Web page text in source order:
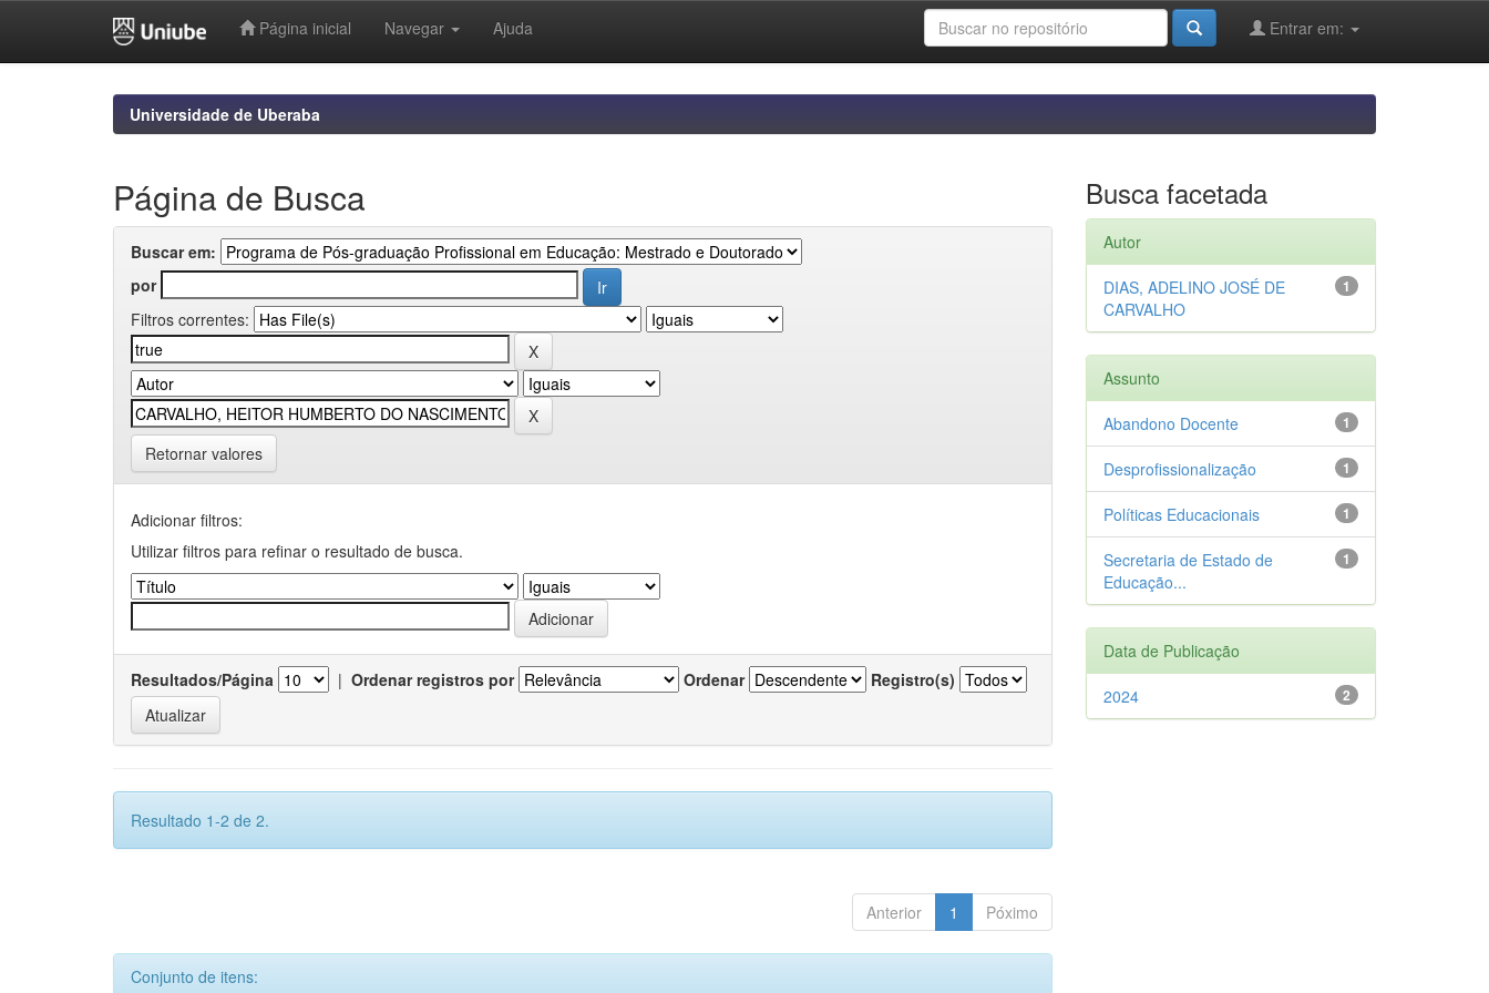
Página inicial Navegar Ajuda Entrar em:
Universidade de Uberaba
Página de Busca
Buscar em:
por
Filtros correntes:
Retornar valores
Adicionar filtros:
Utilizar filtros para refinar o resultado de busca.
Resultados/Página | Ordenar registros por Ordenar Registro(s)
Resultado 1-2 de 2.
Anterior 1 Póximo
Conjunto de itens:
Busca facetada
Autor
1
DIAS, ADELINO JOSÉ DE
CARVALHO
Assunto
1
Abandono Docente
1
Desprofissionalização
1
Políticas Educacionais
1
Secretaria de Estado de
Educação...
Data de Publicação
2
2024